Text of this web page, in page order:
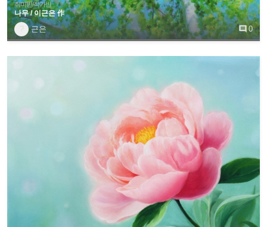
취미반/작가반
나무 / 이근은 作
근은  0